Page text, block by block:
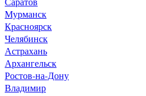
Мурманск
Красноярск
Челябинск
Астрахань
Архангельск
Ростов-на-Дону
Владимир